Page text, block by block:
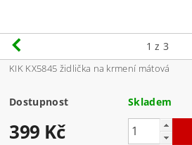
1 z 3
KIK KX5845 židlička na krmení mátová
Dostupnost Skladem
399 Kč